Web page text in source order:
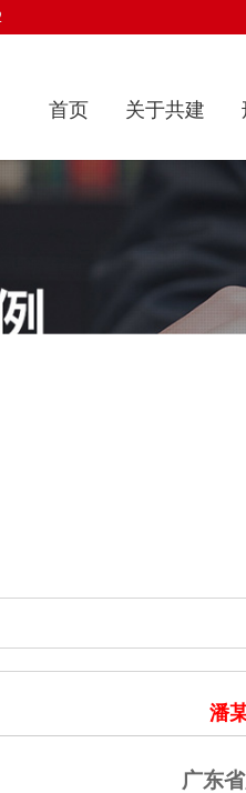
首页 关于共建
潘
广东